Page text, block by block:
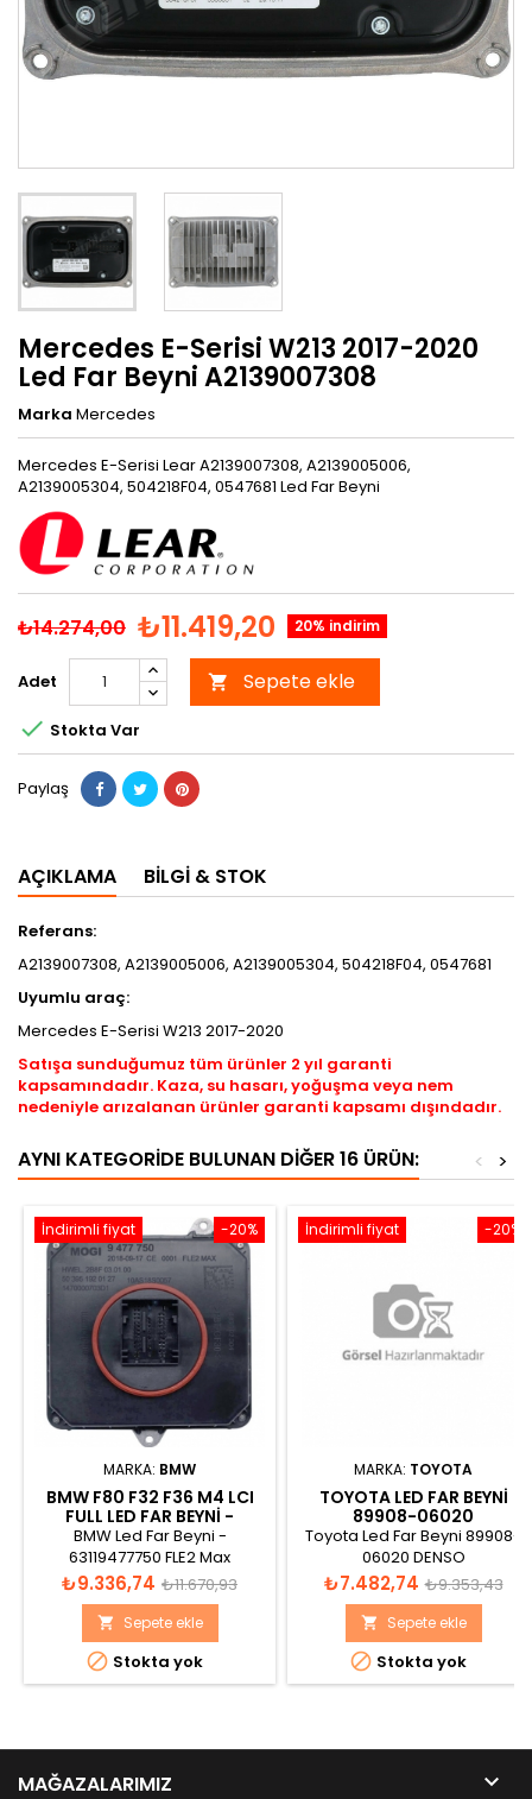
Mercedes E-Serisi W213 2017-2020
Led Far Beyni A2139007308
Marka Mercedes
Mercedes E-Serisi Lear A2139007308, A2139005006,
A2139005304, 504218F04, 0547681 Led Far Beyni
₺14.274,00 ₺11.419,20 20% indirim
Adet  Sepete ekle
 Stokta Var
Paylaş
AÇIKLAMA BILGI & STOK
Referans:
A2139007308, A2139005006, A2139005304, 504218F04, 0547681
Uyumlu araç:
Mercedes E-Serisi W213 2017-2020
Satışa sunduğumuz tüm ürünler 2 yıl garanti
kapsamındadır. Kaza, su hasarı, yoğuşma veya nem
nedeniyle arızalanan ürünler garanti kapsamı dışındadır.
AYNI KATEGORIDE BULUNAN DIĞER 16 ÜRÜN: >
<
-20%
İndirimli fiyat
MARKA: BMW
BMW F80 F32 F36 M4 LCI
FULL LED FAR BEYNI -
63119477750
BMW Led Far Beyni -
63119477750 FLE2 Max
Fiyat
₺9.336,74 Normal
fiyat
₺11.670,93
 Sepete ekle
 Stokta yok
-20%
İndirimli fiyat
MARKA: TOYOTA
TOYOTA LED FAR BEYNI
89908-06020
Toyota Led Far Beyni 89908-
06020 DENSO
Fiyat
₺7.482,74 Normal
fiyat
₺9.353,43
 Sepete ekle
 Stokta yok
MAĞAZALARIMIZ 